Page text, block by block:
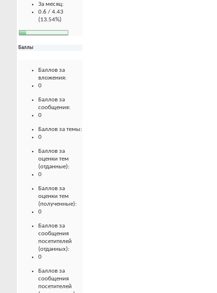
За месяц:
0.6 / 4.43
(13.54%)
Баллы
Баллов за
вложения:
0
Баллов за
сообщения:
0
Баллов за темы:
0
Баллов за
оценки тем
(отданные):
0
Баллов за
оценки тем
(полученные):
0
Баллов за
сообщения
посетителей
(отданных):
0
Баллов за
сообщения
посетителей